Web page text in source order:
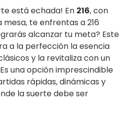
está echada! En 216, con
te enfrentas a 216
alcanzar tu meta? Este
a la perfección la esencia
y la revitaliza con un
una opción imprescindible
rápidas, dinámicas y
la suerte debe ser